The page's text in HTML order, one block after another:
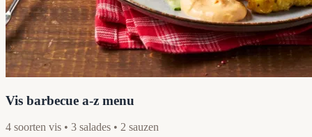
Vis barbecue a-z menu
4 soorten vis • 3 salades • 2 sauzen